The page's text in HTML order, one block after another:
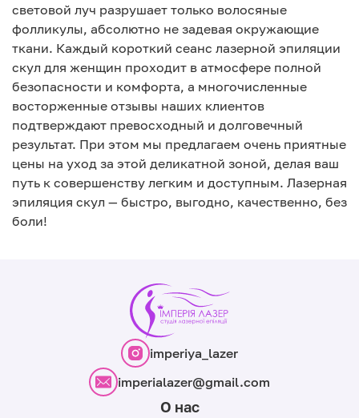
световой луч разрушает только волосяные
фолликулы, абсолютно не задевая окружающие
ткани. Каждый короткий сеанс лазерной эпиляции
скул для женщин проходит в атмосфере полной
безопасности и комфорта, а многочисленные
восторженные отзывы наших клиентов
подтверждают превосходный и долговечный
результат. При этом мы предлагаем очень приятные
цены на уход за этой деликатной зоной, делая ваш
путь к совершенству легким и доступным. Лазерная
эпиляция скул — быстро, выгодно, качественно, без
боли!
imperiya_lazer
imperialazer@gmail.com
О нас